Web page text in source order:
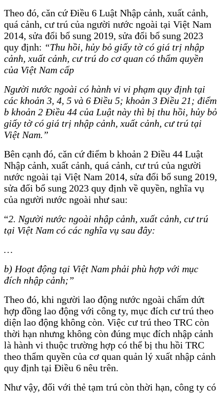
Theo đó, căn cứ Điều 6 Luật Nhập cảnh, xuất cảnh,
quá cảnh, cư trú của người nước ngoài tại Việt Nam
2014, sửa đổi bổ sung 2019, sửa đổi bổ sung 2023
quy định: “Thu hồi, hủy bỏ giấy tờ có giá trị nhập
cảnh, xuất cảnh, cư trú do cơ quan có thẩm quyền
của Việt Nam cấp
Người nước ngoài có hành vi vi phạm quy định tại
các khoản 3, 4, 5 và 6 Điều 5; khoản 3 Điều 21; điểm
b khoản 2 Điều 44 của Luật này thì bị thu hồi, hủy bỏ
giấy tờ có giá trị nhập cảnh, xuất cảnh, cư trú tại
Việt Nam.”
Bên cạnh đó, căn cứ điểm b khoản 2 Điều 44 Luật
Nhập cảnh, xuất cảnh, quá cảnh, cư trú của người
nước ngoài tại Việt Nam 2014, sửa đổi bổ sung 2019,
sửa đổi bổ sung 2023 quy định về quyền, nghĩa vụ
của người nước ngoài như sau:
“2. Người nước ngoài nhập cảnh, xuất cảnh, cư trú
tại Việt Nam có các nghĩa vụ sau đây:
…
b) Hoạt động tại Việt Nam phải phù hợp với mục
đích nhập cảnh;”
Theo đó, khi người lao động nước ngoài chấm dứt
hợp đồng lao động với công ty, mục đích cư trú theo
diện lao động không còn. Việc cư trú theo TRC còn
thời hạn nhưng không còn đúng mục đích nhập cảnh
là hành vi thuộc trường hợp có thể bị thu hồi TRC
theo thẩm quyền của cơ quan quản lý xuất nhập cảnh
quy định tại Điều 6 nêu trên.
Như vậy, đối với thẻ tạm trú còn thời hạn, công ty có